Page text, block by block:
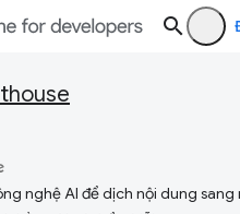
nghệ AI để dịch nội dung sang